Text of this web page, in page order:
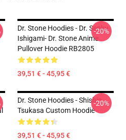
Dr. Stone Hoodies - Dr. Senku
Ishigami- Dr. Stone Anime
Pullover Hoodie RB2805
39,51 € - 45,95 €
-20%
Dr. Stone Hoodies - Shishio
Tsukasa Custom Hoodie
39,51 € - 45,95 €
-20%